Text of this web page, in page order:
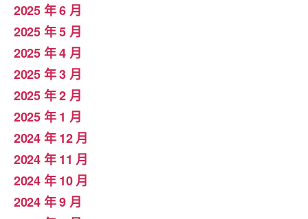
2025 年 6 月
2025 年 5 月
2025 年 4 月
2025 年 3 月
2025 年 2 月
2025 年 1 月
2024 年 12 月
2024 年 11 月
2024 年 10 月
2024 年 9 月